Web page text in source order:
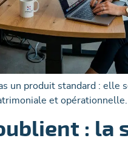
un produit standard : elle
et opérationnelle.
: la